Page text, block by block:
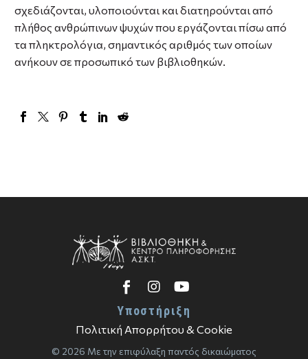
σχεδιάζονται, υλοποιούνται και διατηρούνται από
πλήθος ανθρώπινων ψυχών που εργάζονται πίσω από
τα πληκτρολόγια, σημαντικός αριθμός των οποίων
ανήκουν σε προσωπικό των βιβλιοθηκών.
Υποστήριξη
Πολιτική Απορρήτου & Cookie
© 2026 Με την επιφύλαξη παντός δικαιώματος